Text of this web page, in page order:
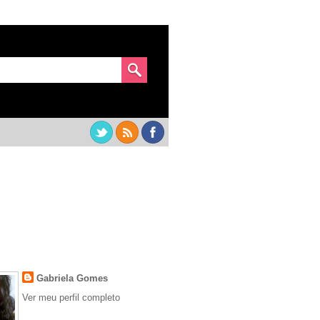
Gabriela Gomes
Ver meu perfil completo